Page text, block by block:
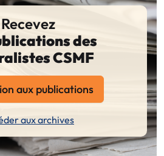
Recevez
des
CSMF
aux publications
aux archives